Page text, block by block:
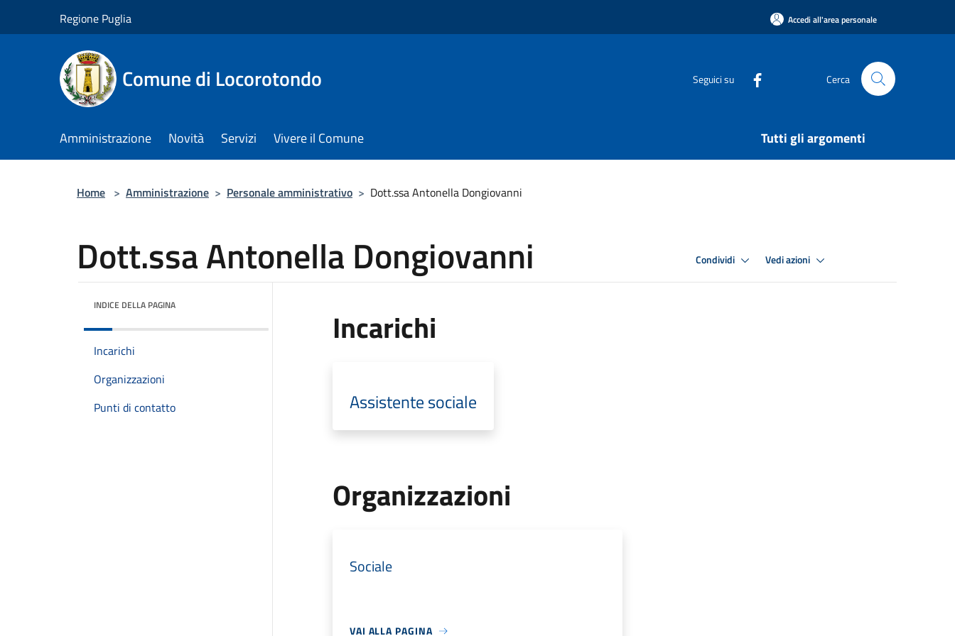
Regione Puglia Accedi all'area personale
Comune di Locorotondo Seguici su Cerca
Amministrazione Novità Servizi Vivere il Comune Tutti gli argomenti
Home > Amministrazione > Personale amministrativo > Dott.ssa Antonella Dongiovanni
Dott.ssa Antonella Dongiovanni Condividi Vedi azioni
INDICE DELLA PAGINA
Incarichi
Organizzazioni
Punti di contatto
Incarichi
Assistente sociale
Organizzazioni
Sociale
VAI ALLA PAGINA